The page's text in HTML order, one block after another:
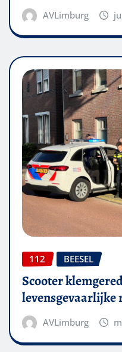
AVLimburg
112 BEESEL
Scooter
levensgevaarlijke
AVLimburg